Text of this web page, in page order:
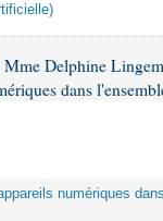
Delphine
dans
numériques